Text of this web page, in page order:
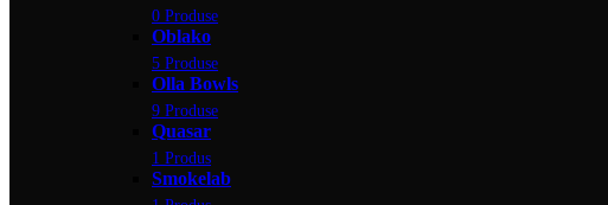
0 Produse
Oblako
5 Produse
Olla Bowls
9 Produse
Quasar
1 Produs
Smokelab